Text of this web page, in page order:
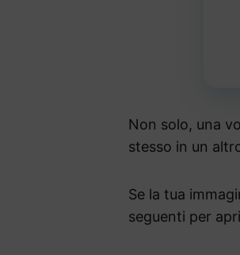
Non solo, una
stesso in un
Se la tua
seguenti per